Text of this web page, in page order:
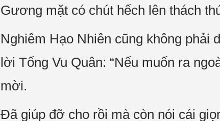
Gương mặt có chút hếch lên thách
Nghiêm Hạo Nhiên cũng không phải
lời Tống Vu Quân: “Nếu muốn ra
mời.
Đã giúp đỡ cho rồi mà còn nói cái